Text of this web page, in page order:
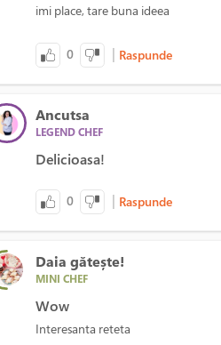
imi place, tare buna ideea
0 | Raspunde
Ancutsa
LEGEND CHEF
Delicioasa!
0 | Raspunde
Daia gătește!
MINI CHEF
Wow
Interesanta reteta